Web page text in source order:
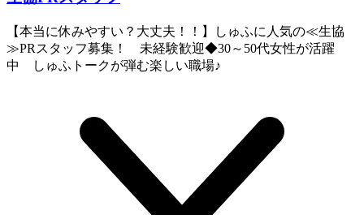
【本当に休みやすい？大丈夫！！】しゅふに人気の≪生協
≫PRスタッフ募集！ 未経験歓迎◆30～50代女性が活躍
中 しゅふトークが弾む楽しい職場♪